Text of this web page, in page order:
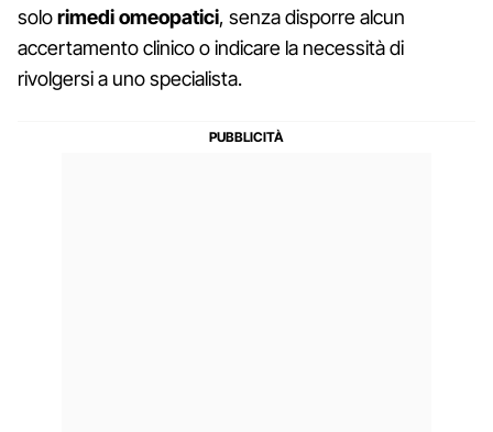
solorimedi omeopatici, senza disporre alcun
accertamento clinico o indicare la necessità di
rivolgersi a uno specialista.